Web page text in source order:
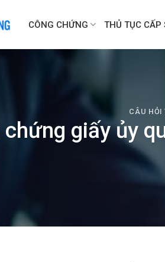
CÔNG CHỨNG THỦ TỤC CẤP
CÂU HỎI
chứng giấy ủy